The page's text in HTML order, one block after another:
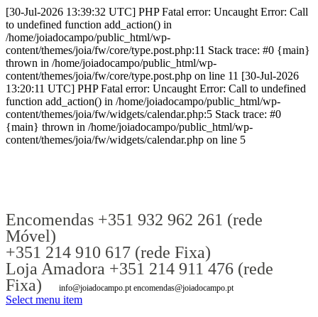
[30-Jul-2026 13:39:32 UTC] PHP Fatal error: Uncaught Error: Call
to undefined function add_action() in
/home/joiadocampo/public_html/wp-
content/themes/joia/fw/core/type.post.php:11 Stack trace: #0 {main}
thrown in /home/joiadocampo/public_html/wp-
content/themes/joia/fw/core/type.post.php on line 11 [30-Jul-2026
13:20:11 UTC] PHP Fatal error: Uncaught Error: Call to undefined
function add_action() in /home/joiadocampo/public_html/wp-
content/themes/joia/fw/widgets/calendar.php:5 Stack trace: #0
{main} thrown in /home/joiadocampo/public_html/wp-
content/themes/joia/fw/widgets/calendar.php on line 5
Encomendas +351 932 962 261 (rede
Móvel)
+351 214 910 617 (rede Fixa)
Loja Amadora +351 214 911 476 (rede
Fixa)
info@joiadocampo.pt encomendas@joiadocampo.pt
Select menu item